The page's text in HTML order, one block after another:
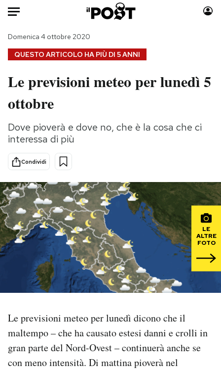
HOME
Italia
Politica
Tecnologia
Internet
Scienza
Cultura
Economia
Sport
Moda
Storie/Idee
Altrecose
Mondiali calcio 2026
PODCAST
NEWSLETTER
SHOP
QUESTO ARTICOLO HA PIÙ DI 5 ANNI
Domenica 4 ottobre 2020
Le previsioni meteo per lunedì 5
ottobre
Dove pioverà e dove no, che è la cosa che ci
interessa di più
Condividi
LE
ALTRE
FOTO
Le previsioni meteo per lunedì dicono che il
maltempo – che ha causato estesi danni e crolli in
gran parte del Nord-Ovest – continuerà anche se
con meno intensità. Di mattina pioverà nel